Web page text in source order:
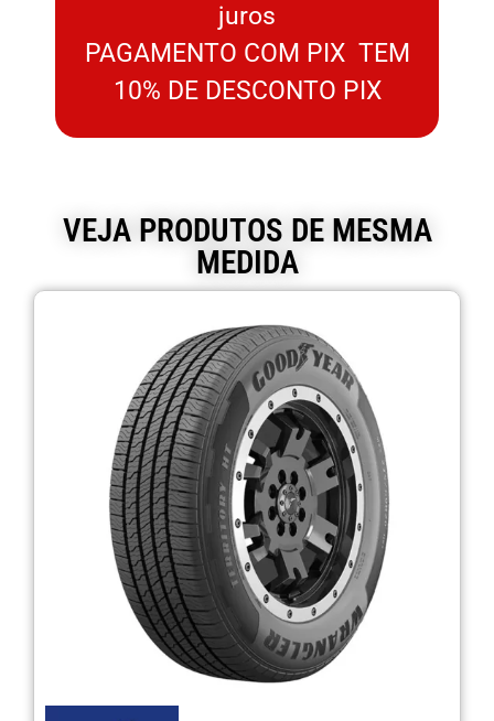
juros
PAGAMENTO COM PIX TEM
10% DE DESCONTO PIX
VEJA PRODUTOS DE MESMA
MEDIDA